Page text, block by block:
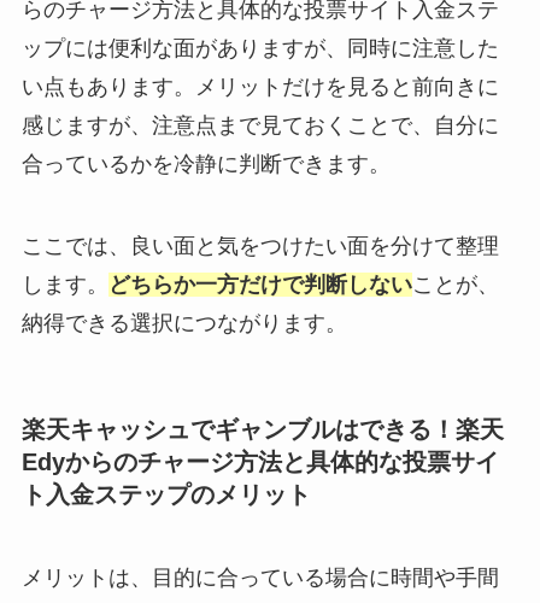
らのチャージ方法と具体的な投票サイト入金ステ
ップには便利な面がありますが、同時に注意した
い点もあります。メリットだけを見ると前向きに
感じますが、注意点まで見ておくことで、自分に
合っているかを冷静に判断できます。
ここでは、良い面と気をつけたい面を分けて整理
します。
どちらか一方だけで判断しないことが、
納得できる選択につながります。
楽天キャッシュでギャンブルはできる！楽天
Edyからのチャージ方法と具体的な投票サイ
ト入金ステップのメリット
メリットは、目的に合っている場合に時間や手間